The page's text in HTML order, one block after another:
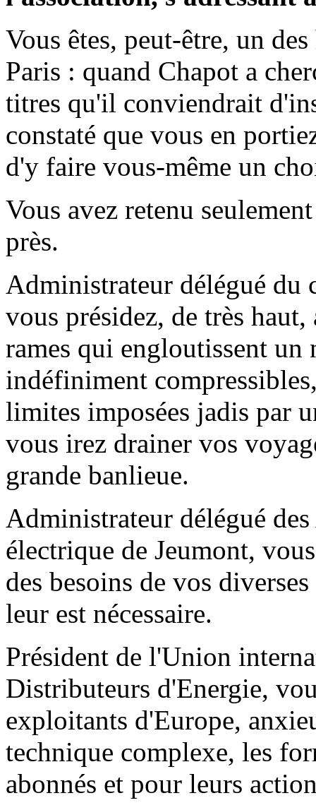
Vous êtes, peut-être, un
Paris : quand Chapot a
titres qu'il conviendrait
constaté que vous en
d'y faire vous-même un
Vous avez retenu
près.
Administrateur délégué
vous présidez, de très
rames qui engloutissent
indéfiniment
limites imposées jadis par
vous irez drainer vos
grande banlieue.
Administrateur délégué
électrique de Jeumont,
des besoins de vos
leur est nécessaire.
Président de l'Union
Distributeurs d'Energie,
exploitants d'Europe,
technique complexe, les
abonnés et pour leurs